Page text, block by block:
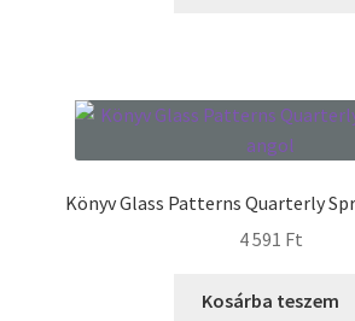
Könyv Glass Patterns Quarterly
4 591 Ft
Kosárba teszem